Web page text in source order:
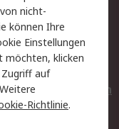
Batterien
nicht-
können Ihre
Einstellungen
möchten, klicken
Zugriff auf
Richtlinie.